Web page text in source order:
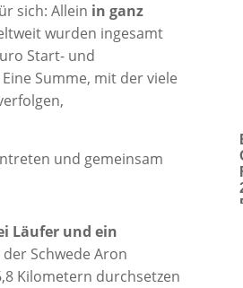
sich: Allein in ganz
wurden ingesamt
Start- und
Summe, mit der viele
Läufer und ein
Schwede Aron
Kilometern durchsetzen